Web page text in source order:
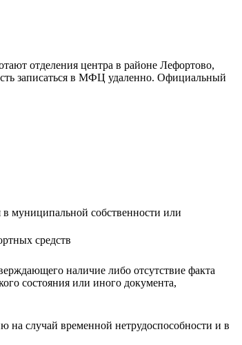
отделения центра в районе Лефортово,
записаться в МФЦ удаленно. Официальный
в муниципальной собственности или
средств
наличие либо отсутствие факта
состояния или иного документа,
на случай временной нетрудоспособности и в